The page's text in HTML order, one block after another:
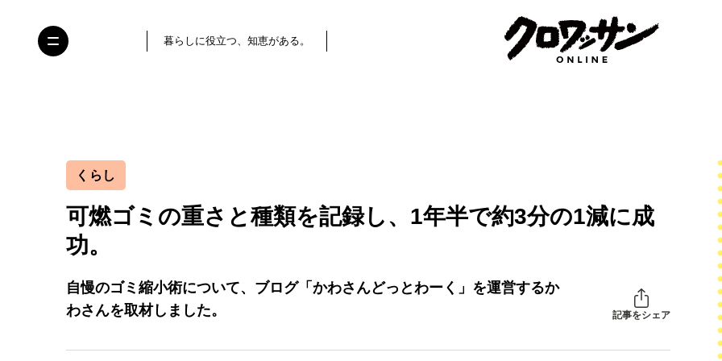
暮らしに役立つ、知恵がある。
くらし
可燃ゴミの重さと種類を記録し、1年半で約3分の1減に成
功。
自慢のゴミ縮小術について、ブログ「かわさんどっとわーく」を運営するか
わさんを取材しました。
記事をシェア